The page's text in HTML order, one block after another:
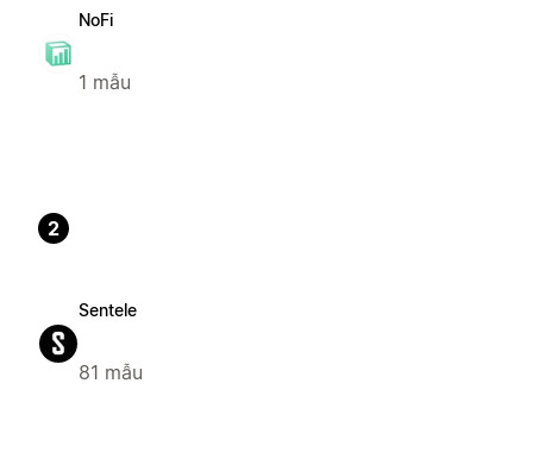
NoFi
1 mẫu
2
Sentele
81 mẫu